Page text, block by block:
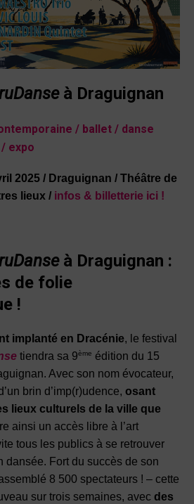
à Draguignan
/ ballet / danse
expo
2025 / Draguignan / Théâtre de
lieux / infos & billetterie ici !
à Draguignan :
de folie
!
implanté en Dracénie, le festival
tiendra sa 9ème édition du 15
Avec son nom évocateur,
brin d’imp(r)udence, osant
lieux culturels de la ville que
ainsi un accès libre à l’art
tous les publics à se retrouver
dansée. Fort du succès de son
8 500 spectateurs ! – cette
sur trois semaines, avec des